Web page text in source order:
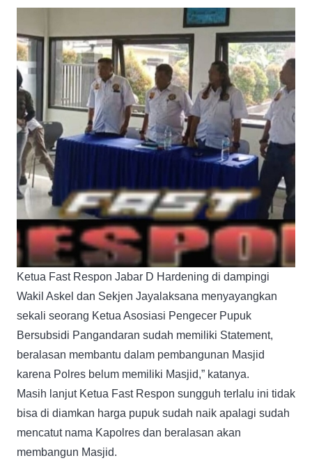
Ketua Fast Respon Jabar D Hardening di dampingi
Wakil Askel dan Sekjen Jayalaksana menyayangkan
sekali seorang Ketua Asosiasi Pengecer Pupuk
Bersubsidi Pangandaran sudah memiliki Statement,
beralasan membantu dalam pembangunan Masjid
karena Polres belum memiliki Masjid,” katanya.
Masih lanjut Ketua Fast Respon sungguh terlalu ini tidak
bisa di diamkan harga pupuk sudah naik apalagi sudah
mencatut nama Kapolres dan beralasan akan
membangun Masjid.